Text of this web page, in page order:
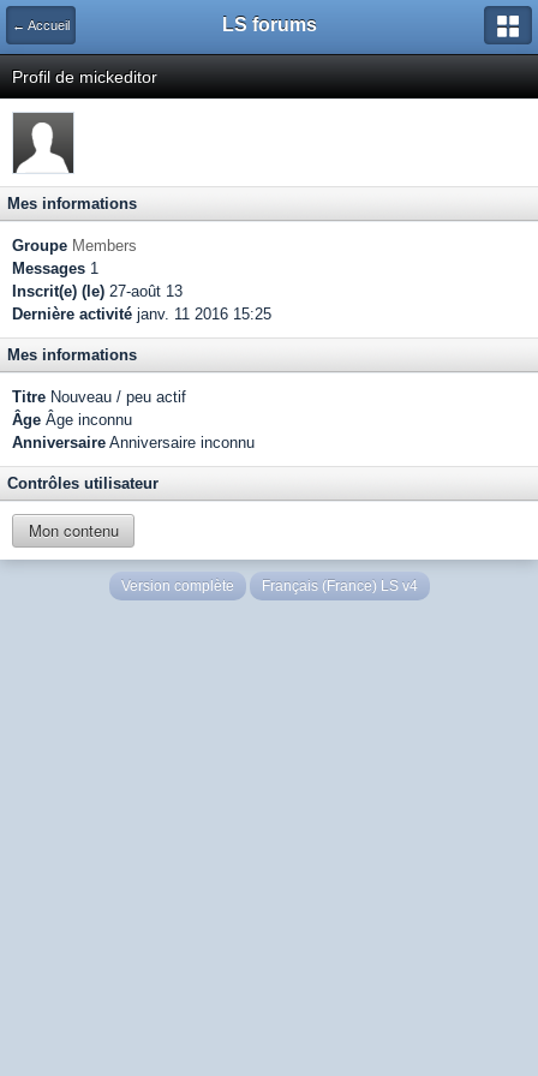
← Accueil LS forums
Profil de mickeditor
Mes informations
Groupe Members
Messages 1
Inscrit(e) (le) 27-août 13
Dernière activité janv. 11 2016 15:25
Mes informations
Titre Nouveau / peu actif
Âge Âge inconnu
Anniversaire Anniversaire inconnu
Contrôles utilisateur
Mon contenu
Version complète Français (France) LS v4